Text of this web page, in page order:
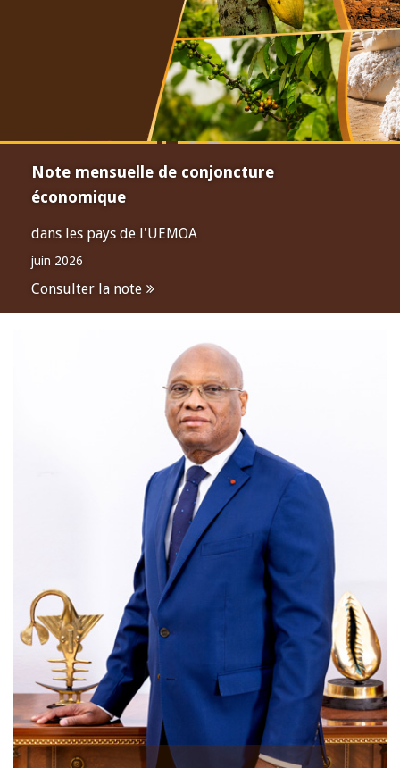
Note mensuelle de conjoncture
économique
dans les pays de l'UEMOA
juin 2026
Consulter la note